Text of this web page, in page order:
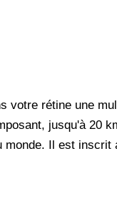
votre rétine une
jusqu'à 20
monde. Il est inscrit